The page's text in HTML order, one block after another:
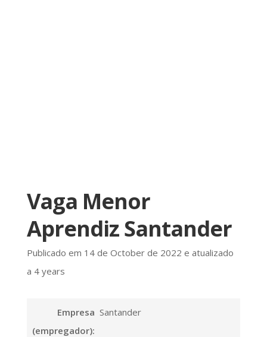
Vaga Menor
Aprendiz Santander
Publicado em 14 de October de 2022 e atualizado
a 4 years
Empresa
(empregador):
Santander